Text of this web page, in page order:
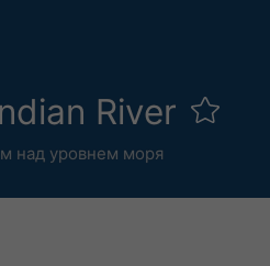
River
над уровнем моря